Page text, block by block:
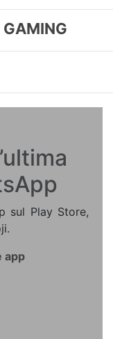
GAMING
sul Play Store,
app